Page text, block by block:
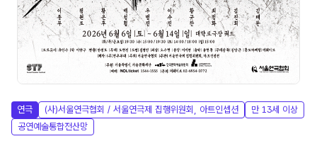
연극 (사)서울연극협회 / 서울연극제 집행위원회, 아트인셉션
만 13세 이상
공연예술통합전산망